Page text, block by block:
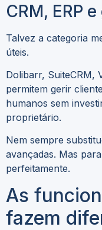
CRM, ERP
Talvez a categoria
úteis.
Dolibarr, SuiteCRM,
permitem gerir
humanos sem
proprietário.
Nem sempre
avançadas. Mas
perfeitamente.
As
fazem